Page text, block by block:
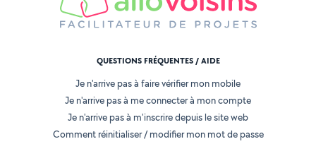
QUESTIONS FRÉQUENTES / AIDE
Je n'arrive pas à faire vérifier mon mobile
Je n'arrive pas à me connecter à mon compte
Je n'arrive pas à m'inscrire depuis le site web
Comment réinitialiser / modifier mon mot de passe